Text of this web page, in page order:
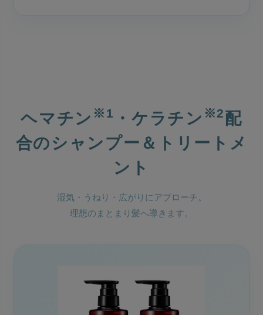
ヘマチン ※1 ・ケラチン ※2配
合のシャンプー＆トリートメ
ント
湿気・うねり・広がりにアプローチ。
理想のまとまり髪へ導きます。